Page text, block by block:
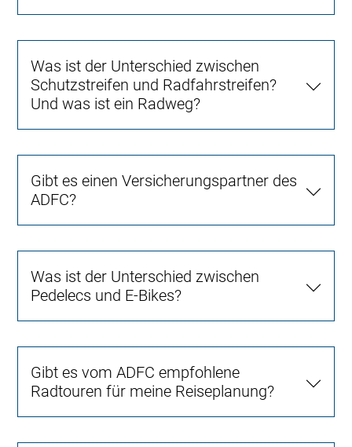
Was ist der Unterschied zwischen
Schutzstreifen und Radfahrstreifen?
Und was ist ein Radweg?
Gibt es einen Versicherungspartner des
ADFC?
Was ist der Unterschied zwischen
Pedelecs und E-Bikes?
Gibt es vom ADFC empfohlene
Radtouren für meine Reiseplanung?